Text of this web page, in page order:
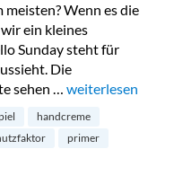
meisten? Wenn es die
ein kleines
Sunday steht für
Die
sehen … „Türchen 10:
weiterlesen
handcreme
primer